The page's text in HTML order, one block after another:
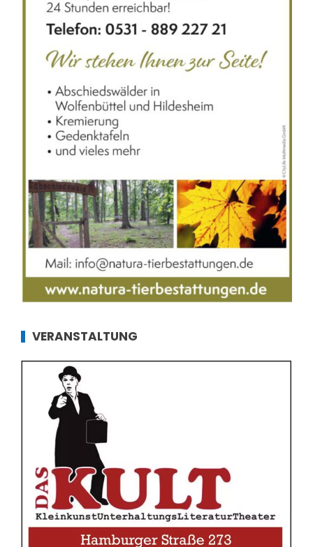
VERANSTALTUNG